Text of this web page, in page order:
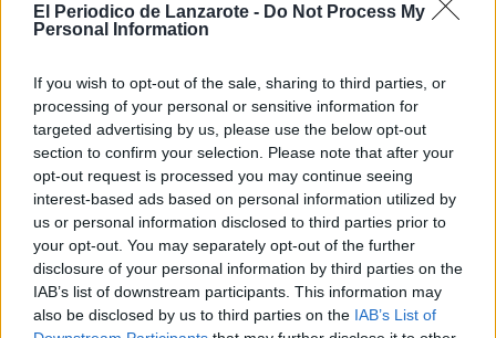
El Periodico de Lanzarote - Do Not Process My
Personal Information
If you wish to opt-out of the sale, sharing to third parties, or
processing of your personal or sensitive information for
targeted advertising by us, please use the below opt-out
section to confirm your selection. Please note that after your
opt-out request is processed you may continue seeing
interest-based ads based on personal information utilized by
us or personal information disclosed to third parties prior to
your opt-out. You may separately opt-out of the further
disclosure of your personal information by third parties on the
IAB’s list of downstream participants. This information may
also be disclosed by us to third parties on the IAB’s List of
Arrecife, MI-21 y Emerlan.
Nombre
(requerido)